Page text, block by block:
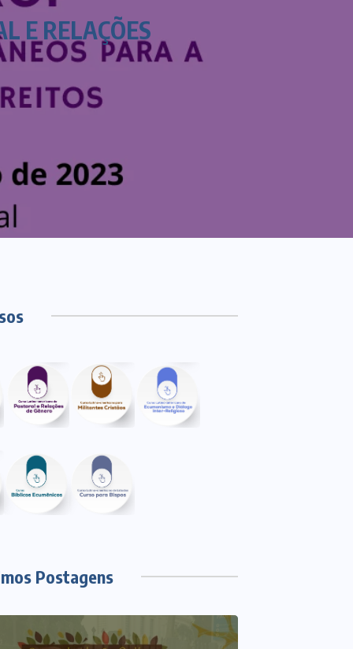
E RELAÇÕES
Postagens